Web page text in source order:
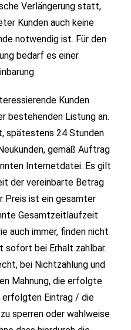
Verlängerung statt,
Kunden auch keine
notwendig ist. Für den
bedarf es einer
Kunden
bestehenden Listung an.
spätestens 24 Stunden
gemäß Auftrag
Internetdatei. Es gilt
der vereinbarte Betrag
Preis ist ein gesamter
Gesamtzeitlaufzeit.
auch immer, finden nicht
sofort bei Erhalt zahlbar.
bei Nichtzahlung und
Mahnung, die erfolgte
Eintrag / die
sperren oder wahlweise